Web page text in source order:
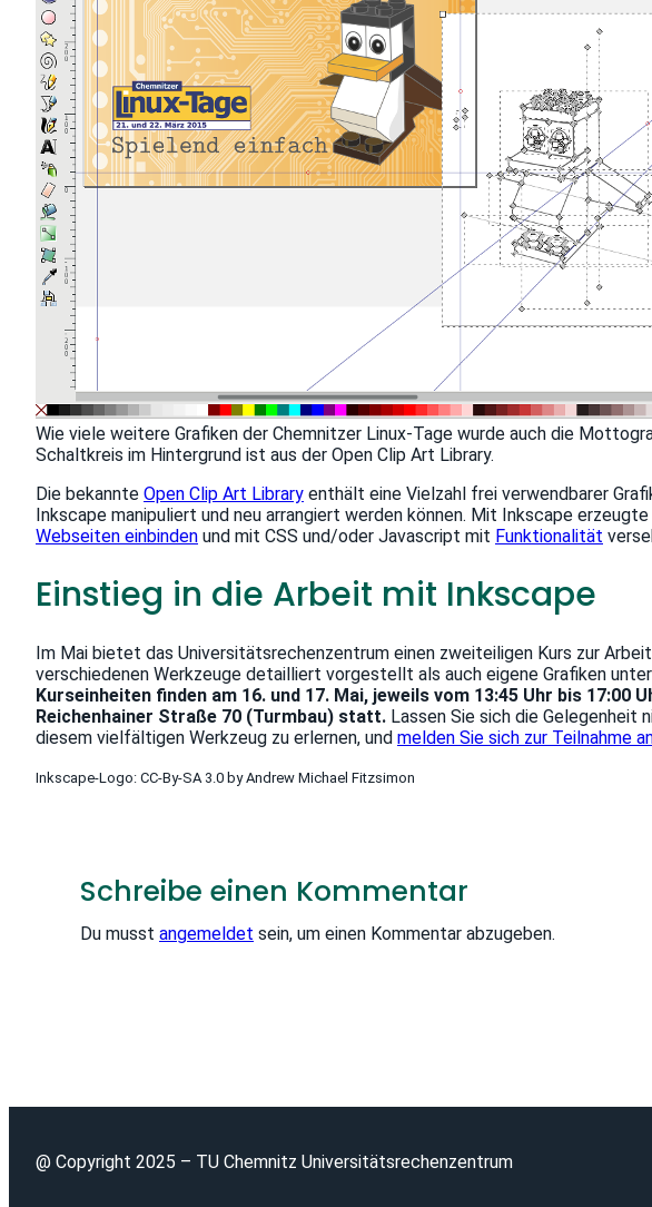
Wie viele weitere Grafiken der Chemnitzer Linux-Tage wurde auch die
Schaltkreis im Hintergrund ist aus der Open Clip Art Library.
Die bekannte Open Clip Art Library enthält eine Vielzahl frei verwendbarer
Inkscape manipuliert und neu arrangiert werden können. Mit Inkscape
Webseiten einbinden und mit CSS und/oder Javascript mit Funktionalität
Einstieg in die Arbeit mit Inkscape
Im Mai bietet das Universitätsrechenzentrum einen zweiteiligen Kurs zur
verschiedenen Werkzeuge detailliert vorgestellt als auch eigene Grafiken
Kurseinheiten finden am 16. und 17. Mai, jeweils vom 13:45 Uhr bis 17:00
Reichenhainer Straße 70 (Turmbau) statt. Lassen Sie sich die Gelegenheit
diesem vielfältigen Werkzeug zu erlernen, und melden Sie sich zur Teilnahme
Inkscape-Logo: CC-By-SA 3.0 by Andrew Michael Fitzsimon
Schreibe einen Kommentar
Du musst angemeldet sein, um einen Kommentar abzugeben.
@ Copyright 2025 – TU Chemnitz Universitätsrechenzentrum